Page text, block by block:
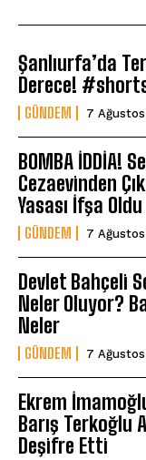
Şanlıurfa’da
Derece!
GÜNDEM 7
BOMBA İDDİA!
Cezaevinden
Yasası İfşa Oldu
GÜNDEM 7
Devlet Bahçeli
Neler Oluyor?
Neler
GÜNDEM 7
Ekrem
Barış Terkoğlu
Deşifre Etti